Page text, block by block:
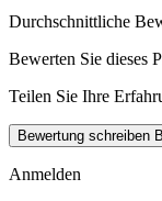
Durchschnittliche
Bewerten Sie dieses
Teilen Sie Ihre
Bewertung schreiben
Anmelden